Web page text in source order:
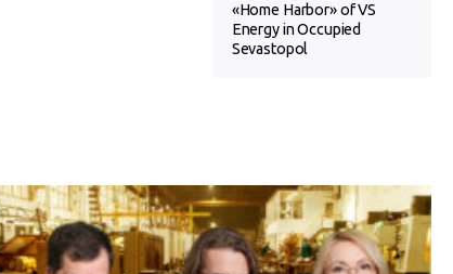
«Home Harbor» of VS
Energy in Occupied
Sevastopol